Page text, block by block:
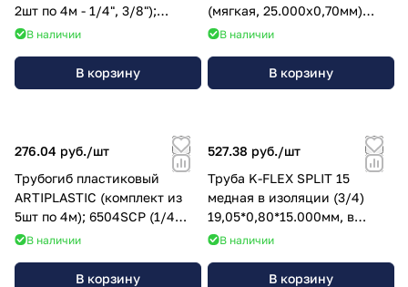
2шт по 4м - 1/4", 3/8");
6214SCP
В наличии
В корзину
(мягкая, 25.000х0,70мм)
12,70мм
В наличии
В корзину
276.04 руб./шт
Трубогиб пластиковый
ARTIPLASTIC (комплект из
5шт по 4м); 6504SCP (1/4
R,3/8 G,1/2 Y,5/8 B,3/4 W)
В наличии
В корзину
527.38 руб./шт
Труба K-FLEX SPLIT 15
медная в изоляции (3/4)
19,05*0,80*15.000мм, в
бухтах
В наличии
В корзину